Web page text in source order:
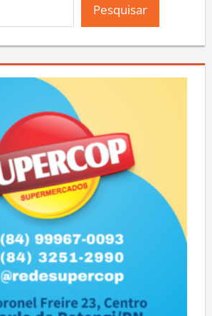
Pesquisar